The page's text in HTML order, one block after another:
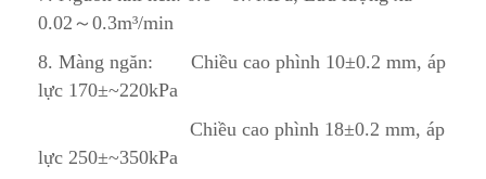
0.02～0.3m³/min
8. Màng ngăn: Chiều cao phình 10±0.2 mm, áp
lực 170±~220kPa
Chiều cao phình 18±0.2 mm, áp
lực 250±~350kPa